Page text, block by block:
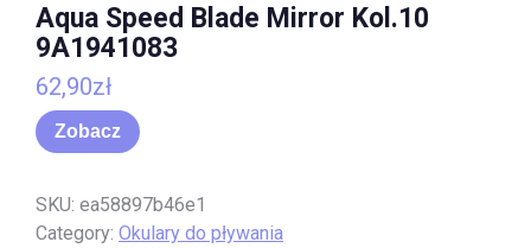
Aqua Speed Blade Mirror Kol.10
9A1941083
62,90zł
Zobacz
SKU: ea58897b46e1
Category: Okulary do pływania